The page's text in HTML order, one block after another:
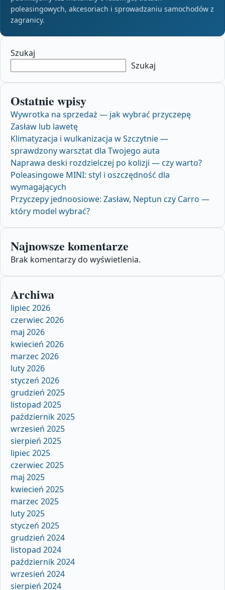
poleasingowych, akcesoriach i sprowadzaniu samochodów z
zagranicy.
Szukaj
Szukaj
Ostatnie wpisy
Wywrotka na sprzedaż — jak wybrać przyczepę
Zasław lub lawetę
Klimatyzacja i wulkanizacja w Szczytnie —
sprawdzony warsztat dla Twojego auta
Naprawa deski rozdzielczej po kolizji — czy warto?
Poleasingowe MINI: styl i oszczędność dla
wymagających
Przyczepy jednoosiowe: Zasław, Neptun czy Carro —
który model wybrać?
Najnowsze komentarze
Brak komentarzy do wyświetlenia.
Archiwa
lipiec 2026
czerwiec 2026
maj 2026
kwiecień 2026
marzec 2026
luty 2026
styczeń 2026
grudzień 2025
listopad 2025
październik 2025
wrzesień 2025
sierpień 2025
lipiec 2025
czerwiec 2025
maj 2025
kwiecień 2025
marzec 2025
luty 2025
styczeń 2025
grudzień 2024
listopad 2024
październik 2024
wrzesień 2024
sierpień 2024